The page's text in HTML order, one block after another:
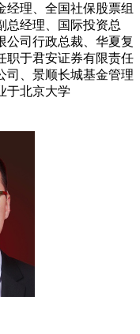
经理、全国社保股票组
总经理、国际投资总
公司行政总裁、华夏复
职于君安证券有限责任
司、景顺长城基金管理
于北京大学